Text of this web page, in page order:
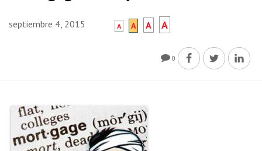
septiembre 4, 2015 A A A A
0